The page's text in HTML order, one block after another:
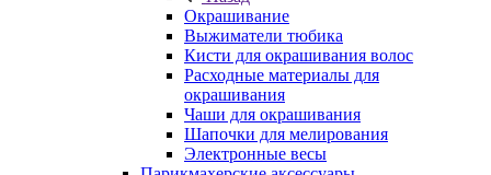
Окрашивание
Выжиматели тюбика
Кисти для окрашивания волос
Расходные материалы для
окрашивания
Чаши для окрашивания
Шапочки для мелирования
Электронные весы